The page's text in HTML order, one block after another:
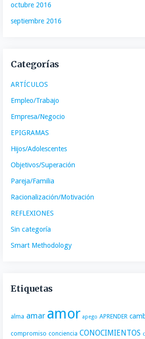
octubre 2016
septiembre 2016
Categorías
ARTÍCULOS
Empleo/Trabajo
Empresa/Negocio
EPIGRAMAS
Hijos/Adolescentes
Objetivos/Superación
Pareja/Familia
Racionalización/Motivación
REFLEXIONES
Sin categoría
Smart Methodology
Etiquetas
alma amar amor apego APRENDER
compromiso conciencia CONOCIMIENTOS